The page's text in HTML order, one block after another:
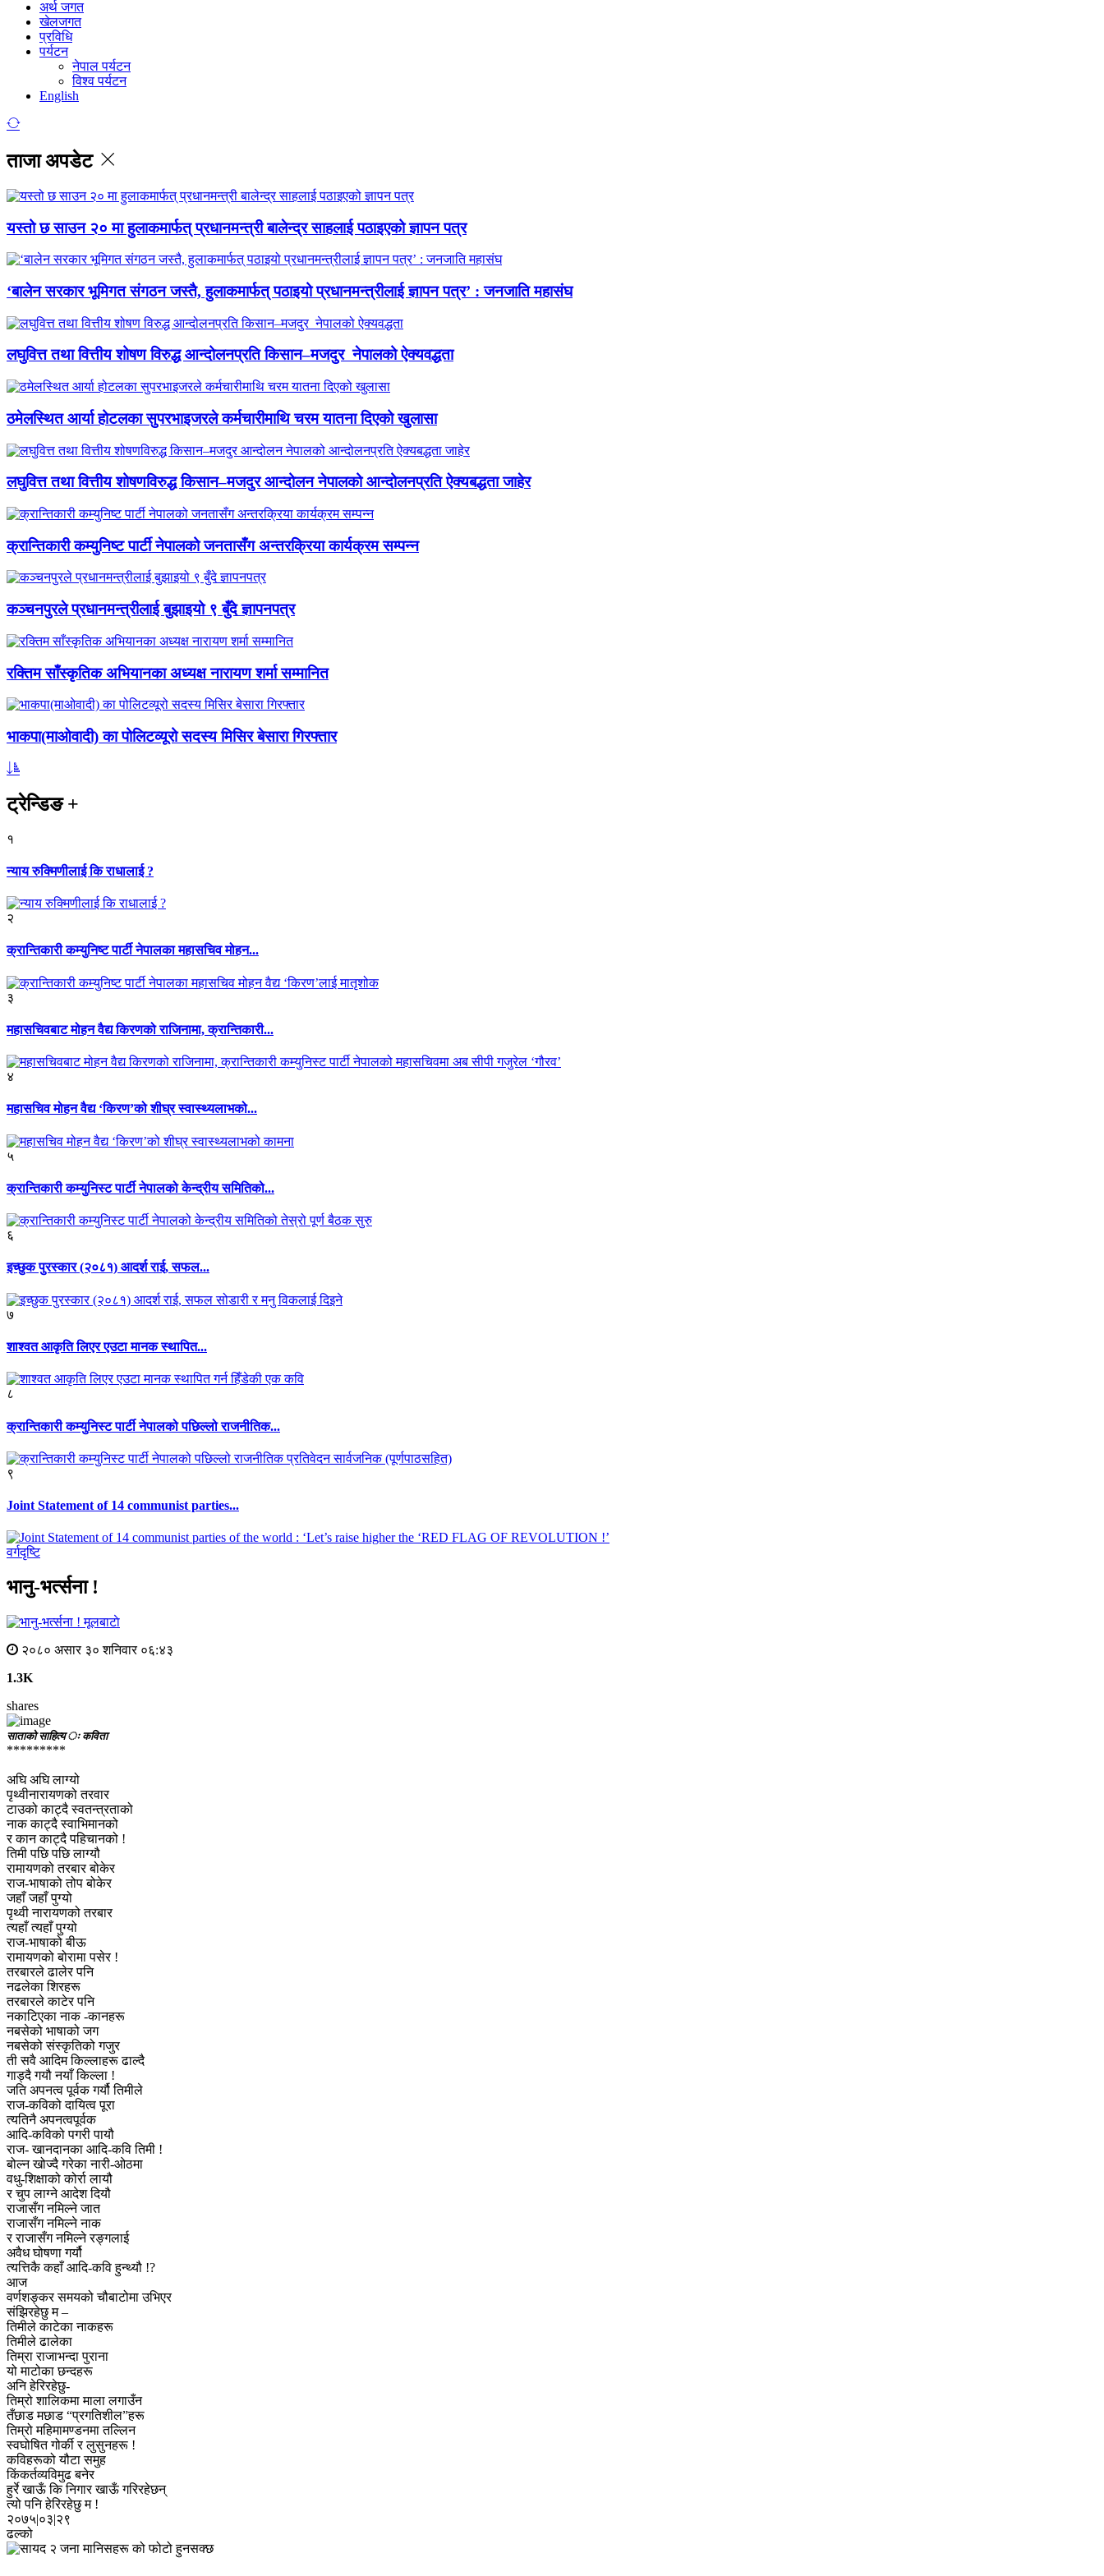
अर्थ जगत
खेलजगत
प्रविधि
पर्यटन
नेपाल पर्यटन
विश्व पर्यटन
English
ताजा अपडेट
यस्तो छ साउन २० मा हुलाकमार्फत् प्रधानमन्त्री बालेन्द्र साहलाई पठाइएको ज्ञापन पत्र
‘बालेन सरकार भूमिगत संगठन जस्तै, हुलाकमार्फत् पठाइयो प्रधानमन्त्रीलाई ज्ञापन पत्र’ : जनजाति महासंघ
लघुवित्त तथा वित्तीय शोषण विरुद्ध आन्दोलनप्रति किसान–मजदुर नेपालको ऐक्यवद्धता
ठमेलस्थित आर्या होटलका सुपरभाइजरले कर्मचारीमाथि चरम यातना दिएको खुलासा
लघुवित्त तथा वित्तीय शोषणविरुद्ध किसान–मजदुर आन्दोलन नेपालको आन्दोलनप्रति ऐक्यबद्धता जाहेर
क्रान्तिकारी कम्युनिष्ट पार्टी नेपालको जनतासँग अन्तरक्रिया कार्यक्रम सम्पन्न
कञ्चनपुरले प्रधानमन्त्रीलाई बुझाइयो ९ बुँदे ज्ञापनपत्र
रक्तिम साँस्कृतिक अभियानका अध्यक्ष नारायण शर्मा सम्मानित
भाकपा(माओवादी) का पोलिटव्यूरो सदस्य मिसिर बेसारा गिरफ्तार
ट्रेन्डिङ+
१
न्याय रुक्मिणीलाई कि राधालाई ?
२
क्रान्तिकारी कम्युनिष्ट पार्टी नेपालका महासचिव मोहन...
३
महासचिवबाट मोहन वैद्य किरणको राजिनामा, क्रान्तिकारी...
४
महासचिव मोहन वैद्य ‘किरण’को शीघ्र स्वास्थ्यलाभको...
५
क्रान्तिकारी कम्युनिस्ट पार्टी नेपालको केन्द्रीय समितिको...
६
इच्छुक पुरस्कार (२०८१) आदर्श राई, सफल...
७
शाश्वत आकृति लिएर एउटा मानक स्थापित...
८
क्रान्तिकारी कम्युनिस्ट पार्टी नेपालको पछिल्लो राजनीतिक...
९
Joint Statement of 14 communist parties...
वर्गदृष्टि
भानु-भर्त्सना !
मूलबाटाे
२०८० असार ३० शनिवार ०६:४३
1.3K
shares
साताको साहित्य ः कविता
*********
अघि अघि लाग्यो
पृथ्वीनारायणको तरवार
टाउको काट्दै स्वतन्त्रताको
नाक काट्दै स्वाभिमानको
र कान काट्दै पहिचानको !
तिमी पछि पछि लाग्यौ
रामायणको तरबार बोकेर
राज-भाषाको तोप बोकेर
जहाँ जहाँ पुग्यो
पृथ्वी नारायणको तरबार
त्यहाँ त्यहाँ पुग्यो
राज-भाषाको बीऊ
रामायणको बोरामा पसेर !
तरबारले ढालेर पनि
नढलेका शिरहरू
तरबारले काटेर पनि
नकाटिएका नाक -कानहरू
नबसेको भाषाको जग
नबसेको संस्कृतिको गजुर
ती सवै आदिम किल्लाहरू ढाल्दै
गाड्दै गयौ नयाँ किल्ला !
जति अपनत्व पूर्वक गर्यौ तिमीले
राज-कविको दायित्व पूरा
त्यतिनै अपनत्वपूर्वक
आदि-कविको पगरी पायौ
राज- खानदानका आदि-कवि तिमी !
बोल्न खोज्दै गरेका नारी-ओठमा
वधु-शिक्षाको कोर्रा लायौ
र चुप लाग्ने आदेश दियौ
राजासँग नमिल्ने जात
राजासँग नमिल्ने नाक
र राजासँग नमिल्ने रङ्गलाई
अवैध घोषणा गर्यौ
त्यत्तिकै कहाँ आदि-कवि हुन्थ्यौ !?
आज
वर्णशङ्कर समयको चौबाटोमा उभिएर
संझिरहेछु म –
तिमीले काटेका नाकहरू
तिमीले ढालेका
तिम्रा राजाभन्दा पुराना
यो माटोका छन्दहरू
अनि हेरिरहेछु-
तिम्रो शालिकमा माला लगाउँन
तँछाड मछाड “प्रगतिशील”हरू
तिम्रो महिमामण्डनमा तल्लिन
स्वघोषित गोर्की र लुसुनहरू !
कविहरूको यौटा समुह
किंकर्तव्यविमुढ बनेर
हुर्रे खाऊँ कि निगार खाऊँ गरिरहेछन्
त्यो पनि हेरिरहेछु म !
२०७५|०३|२९
ढल्को